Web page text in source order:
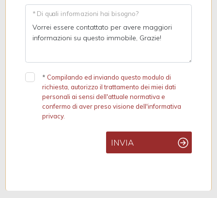
* Di quali informazioni hai bisogno?
* Compilando ed inviando questo modulo di
richiesta, autorizzo il trattamento dei miei dati
personali ai sensi dell'attuale normativa e
confermo di aver preso visione dell'informativa
privacy.
INVIA